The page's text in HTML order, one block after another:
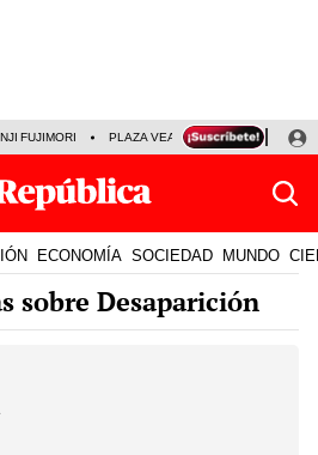
FUJIMORI PLAZA VEA FERIADOS
ECONOMÍA SOCIEDAD MUNDO
sobre Desaparición